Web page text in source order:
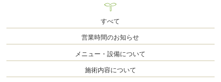
すべて
営業時間のお知らせ
メニュー・設備について
施術内容について